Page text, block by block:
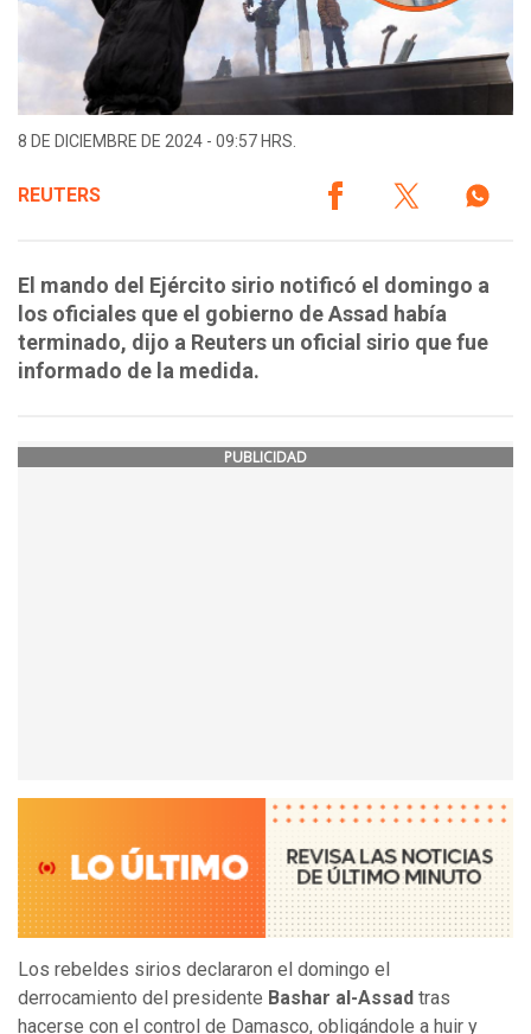
8 DE DICIEMBRE DE 2024 - 09:57 HRS.
REUTERS
El mando del Ejército sirio notificó el domingo a
los oficiales que el gobierno de Assad había
terminado, dijo a Reuters un oficial sirio que fue
informado de la medida.
PUBLICIDAD
Los rebeldes sirios declararon el domingo el
derrocamiento del presidente Bashar al-Assad tras
hacerse con el control de Damasco, obligándole a huir y